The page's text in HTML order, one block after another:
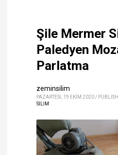
Şile Mermer
Paledyen
Parlatma
zeminsilim
PAZARTESI, 19 EKIM 2020 /
SİLİM